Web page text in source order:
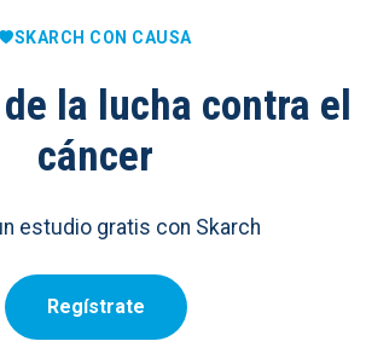
SKARCH CON CAUSA
la lucha contra el
cáncer
estudio gratis con Skarch
Regístrate